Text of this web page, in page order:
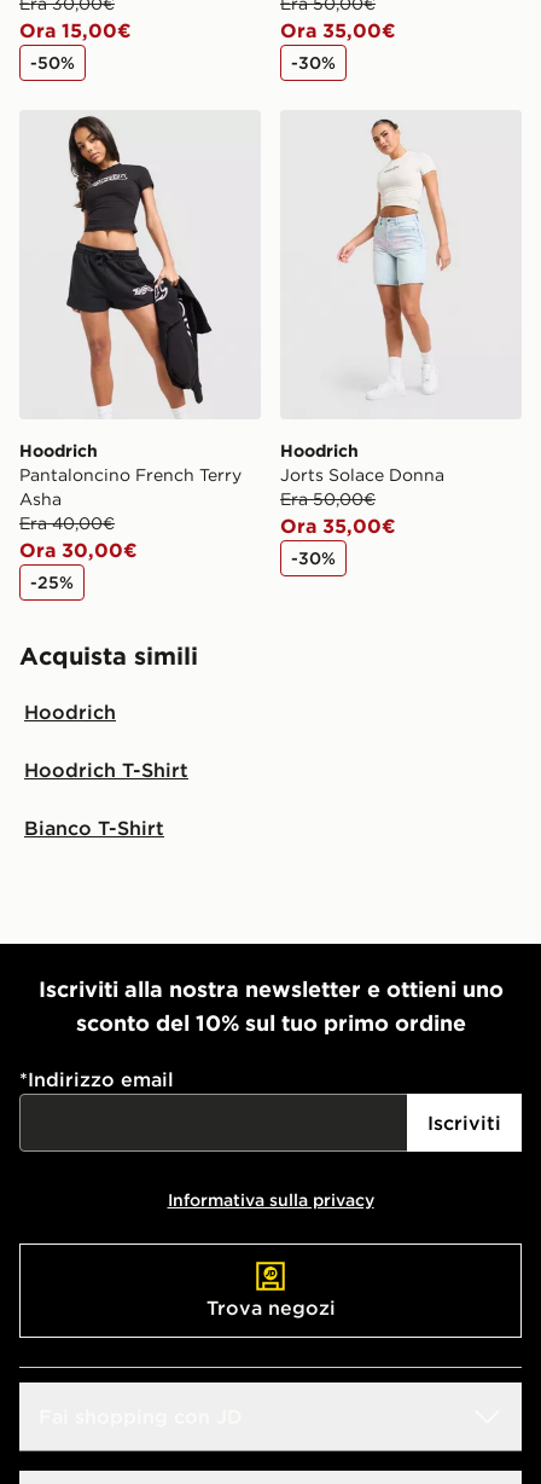
Ora 15,00€
-50%
Ora 35,00€
-30%
Hoodrich Pantaloncino French Terry Asha
Hoodrich
Pantaloncino French Terry
Asha
Era 40,00€
Ora 30,00€
-25%
Hoodrich Jorts Solace
Hoodrich
Jorts Solace Donna
Era 50,00€
Ora 35,00€
-30%
Acquista simili
Hoodrich
Hoodrich T-Shirt
Bianco T-Shirt
Iscriviti alla nostra newsletter e ottieni uno
sconto del 10% sul tuo primo ordine
*Indirizzo email
Iscriviti
Informativa sulla privacy
Trova negozi